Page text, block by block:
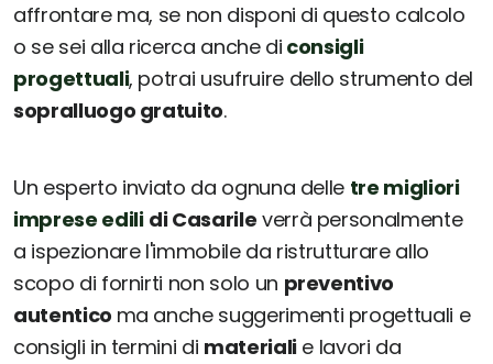
affrontare ma, se non disponi di questo calcolo
o se sei alla ricerca anche di consigli
progettuali, potrai usufruire dello strumento del
sopralluogo gratuito.
Un esperto inviato da ognuna delle tre migliori
imprese edili di Casarile verrà personalmente
a ispezionare l'immobile da ristrutturare allo
scopo di fornirti non solo un preventivo
autentico ma anche suggerimenti progettuali e
consigli in termini di materialie lavori da